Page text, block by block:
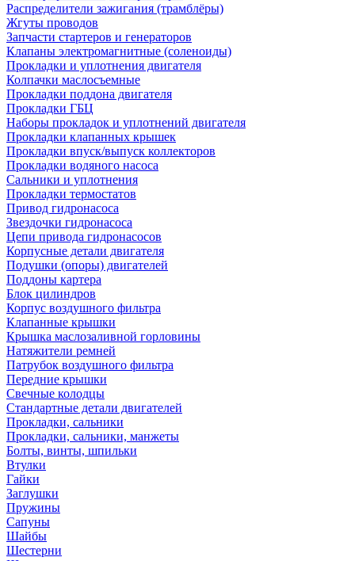
Распределители зажигания (трамблёры)
Жгуты проводов
Запчасти стартеров и генераторов
Клапаны электромагнитные (соленоиды)
Прокладки и уплотнения двигателя
Колпачки маслосъемные
Прокладки поддона двигателя
Прокладки ГБЦ
Наборы прокладок и уплотнений двигателя
Прокладки клапанных крышек
Прокладки впуск/выпуск коллекторов
Прокладки водяного насоса
Сальники и уплотнения
Прокладки термостатов
Привод гидронасоса
Звездочки гидронасоса
Цепи привода гидронасосов
Корпусные детали двигателя
Подушки (опоры) двигателей
Поддоны картера
Блок цилиндров
Корпус воздушного фильтра
Клапанные крышки
Крышка маслозаливной горловины
Натяжители ремней
Патрубок воздушного фильтра
Передние крышки
Свечные колодцы
Стандартные детали двигателей
Прокладки, сальники
Прокладки, сальники, манжеты
Болты, винты, шпильки
Втулки
Гайки
Заглушки
Пружины
Сапуны
Шайбы
Шестерни